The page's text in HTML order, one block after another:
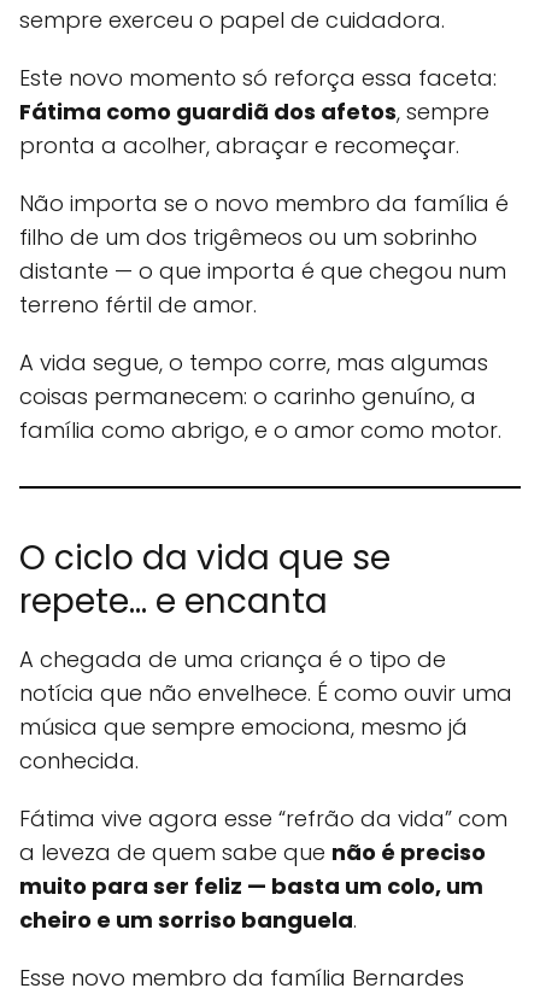
sempre exerceu o papel de cuidadora.
Este novo momento só reforça essa faceta:
Fátima como guardiã dos afetos, sempre
pronta a acolher, abraçar e recomeçar.
Não importa se o novo membro da família é
filho de um dos trigêmeos ou um sobrinho
distante — o que importa é que chegou num
terreno fértil de amor.
A vida segue, o tempo corre, mas algumas
coisas permanecem: o carinho genuíno, a
família como abrigo, e o amor como motor.
O ciclo da vida que se
repete... e encanta
A chegada de uma criança é o tipo de
notícia que não envelhece. É como ouvir uma
música que sempre emociona, mesmo já
conhecida.
Fátima vive agora esse “refrão da vida” com
a leveza de quem sabe que não é preciso
muito para ser feliz — basta um colo, um
cheiro e um sorriso banguela.
Esse novo membro da família Bernardes